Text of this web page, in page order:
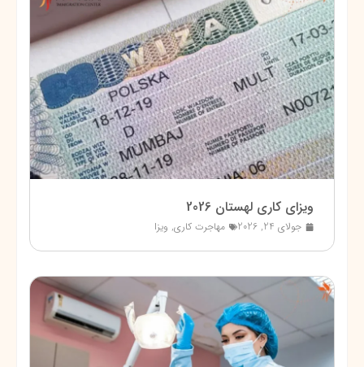
ویزای کاری لهستان 2026
جولای 24, 2026 مهاجرت کاری, ویزا